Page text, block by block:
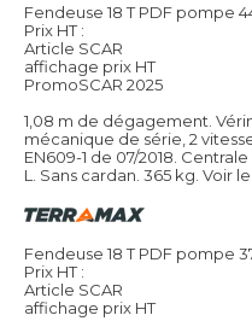
Fendeuse 18 T PDF pompe
Prix HT :
Article SCAR
affichage prix HT
PromoSCAR 2025
1,08 m de dégagement.
mécanique de série, 2
EN609-1 de 07/2018.
L. Sans cardan. 365 kg. Voir
Fendeuse 18 T PDF pompe
Prix HT :
Article SCAR
affichage prix HT